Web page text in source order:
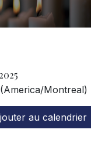
(America/Montreal)
au calendrier